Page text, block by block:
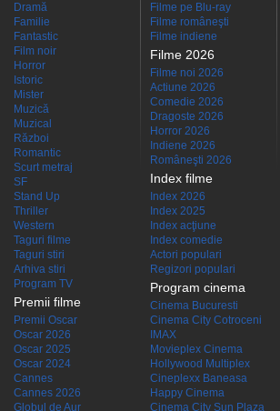
Dramă
Familie
Fantastic
Film noir
Horror
Istoric
Mister
Muzică
Muzical
Război
Romantic
Scurt metraj
SF
Stand Up
Thriller
Western
Taguri filme
Taguri stiri
Arhiva stiri
Program TV
Premii filme
Premii Oscar
Oscar 2026
Oscar 2025
Oscar 2024
Cannes
Cannes 2026
Globul de Aur
Filme pe Blu-ray
Filme româneşti
Filme indiene
Filme 2026
Filme noi 2026
Actiune 2026
Comedie 2026
Dragoste 2026
Horror 2026
Indiene 2026
Româneşti 2026
Index filme
Index 2026
Index 2025
Index acţiune
Index comedie
Actori populari
Regizori populari
Program cinema
Cinema Bucuresti
Cinema City Cotroceni
IMAX
Movieplex Cinema
Hollywood Multiplex
Cineplexx Baneasa
Happy Cinema
Cinema City Sun Plaza